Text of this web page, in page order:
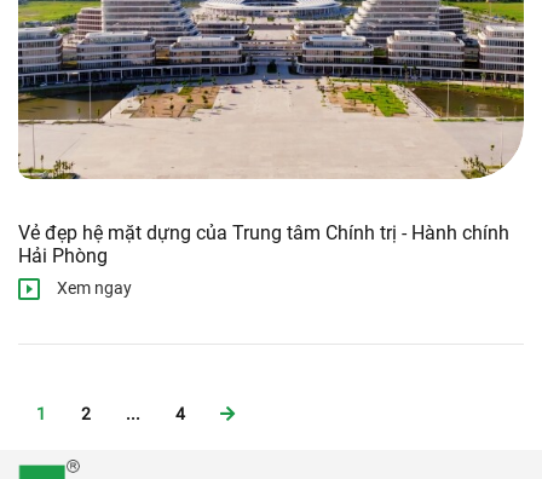
Vẻ đẹp hệ mặt dựng của Trung tâm Chính trị - Hành chính
Hải Phòng
Xem ngay
1 2 ... 4